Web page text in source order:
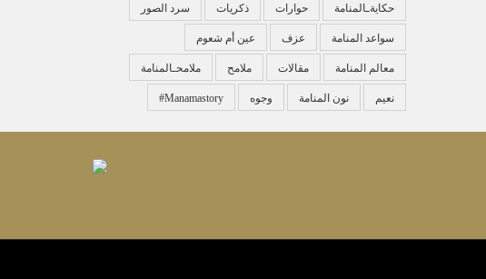
حكايةـالمنامة حوارات ذكريات سرد الصور
سواعد المنامة عزف عين أم شعوم
معالم المنامة مقالات ملامح ملامحـالمنامة
نعيم نون المنامة وجوه ‏#manamastory